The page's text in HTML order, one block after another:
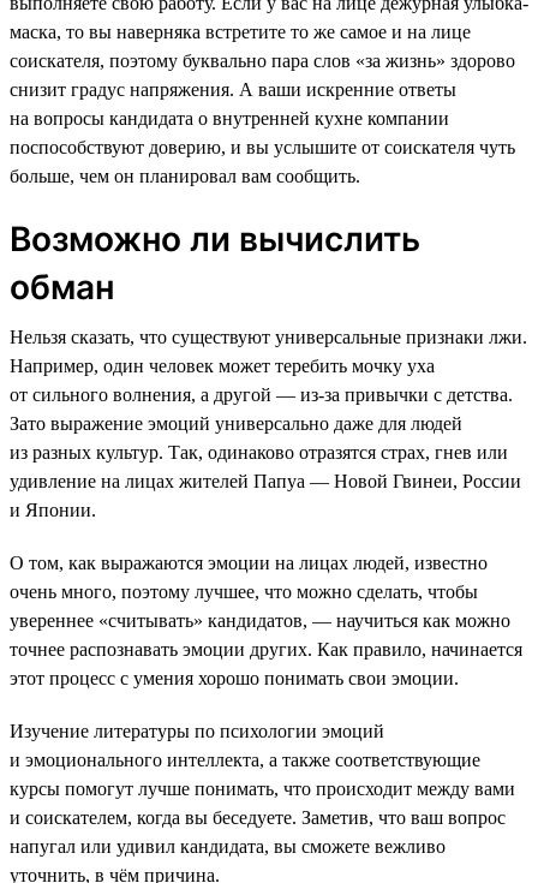
маска, то вы наверняка встретите то же самое и на лице
соискателя, поэтому буквально пара слов «за жизнь» здорово
снизит градус напряжения. А ваши искренние ответы
на вопросы кандидата о внутренней кухне компании
поспособствуют доверию, и вы услышите от соискателя чуть
больше, чем он планировал вам сообщить.
Возможно ли вычислить
обман
Нельзя сказать, что существуют универсальные признаки лжи.
Например, один человек может теребить мочку уха
от сильного волнения, а другой — из-за привычки с детства.
Зато выражение эмоций универсально даже для людей
из разных культур. Так, одинаково отразятся страх, гнев или
удивление на лицах жителей Папуа — Новой Гвинеи, России
и Японии.
О том, как выражаются эмоции на лицах людей, известно
очень много, поэтому лучшее, что можно сделать, чтобы
увереннее «считывать» кандидатов, — научиться как можно
точнее распознавать эмоции других. Как правило, начинается
этот процесс с умения хорошо понимать свои эмоции.
Изучение литературы по психологии эмоций
и эмоционального интеллекта, а также соответствующие
курсы помогут лучше понимать, что происходит между вами
и соискателем, когда вы беседуете. Заметив, что ваш вопрос
напугал или удивил кандидата, вы сможете вежливо
уточнить, в чём причина.